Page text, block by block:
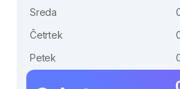
Sreda
Četrtek
Petek